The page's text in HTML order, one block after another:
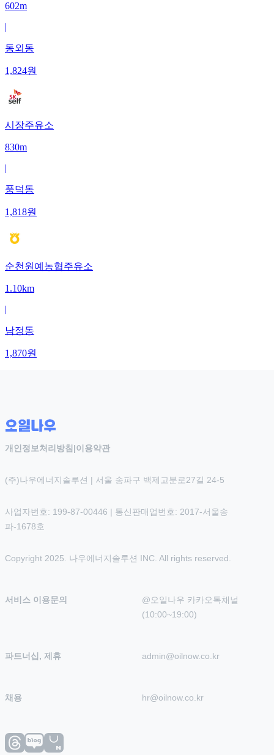
602m
|
동외동
1,824원
시장주유소
830m
|
풍덕동
1,818원
순천원예농협주유소
1.10km
|
남정동
1,870원
개인정보처리방침 |이용약관
(주)나우에너지솔루션 | 서울 송파구 백제고분로27길 24-5
사업자번호: 199-87-00446 | 통신판매업번호: 2017-서울송
파-1678호
Copyright 2025. 나우에너지솔루션 INC. All rights reserved.
서비스 이용문의
@오일나우 카카오톡채널
(10:00~19:00)
파트너십, 제휴 admin@oilnow.co.kr
채용 hr@oilnow.co.kr